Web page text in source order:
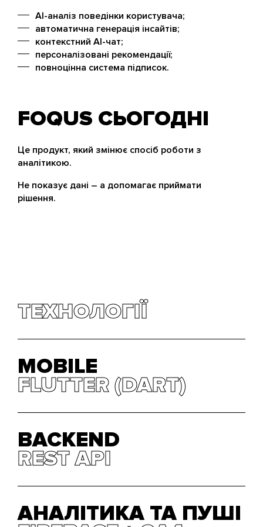
AI-аналіз поведінки користувача;
автоматична генерація інсайтів;
контекстний AI-чат;
персоналізовані рекомендації;
повноцінна система підписок.
FOQUS СЬОГОДНІ
Це продукт, який змінює спосіб роботи з
аналітикою.
Не показує дані – а допомагає приймати
рішення.
ТЕХНОЛОГІЇ
MOBILE
FLUTTER (DART)
FLUTTER (DART)
BACKEND
REST API
REST API
АНАЛІТИКА ТА ПУШІ